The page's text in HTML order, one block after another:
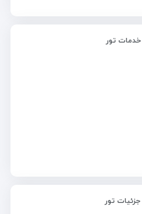
خدمات تور
جزئیات تور